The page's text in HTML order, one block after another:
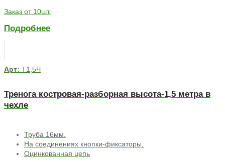
Заказ от 10шт.
Подробнее
Арт: Т1,5Ч
Тренога костровая-разборная высота-1,5 метра в
чехле
Труба 16мм.
На соединениях кнопки-фиксаторы.
Оцинкованная цепь